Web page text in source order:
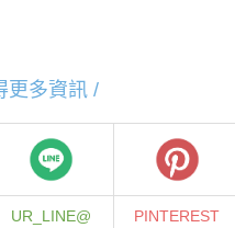
更多資訊 /
UR_LINE@ PINTEREST